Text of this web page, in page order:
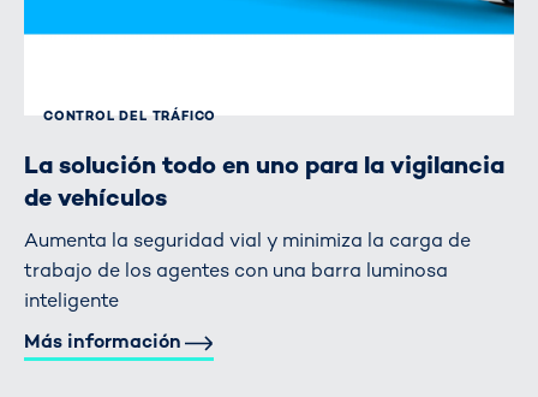
CONTROL DEL TRÁFICO
La solución todo en uno para la vigilancia
de vehículos
Aumenta la seguridad vial y minimiza la carga de
trabajo de los agentes con una barra luminosa
inteligente
Más información